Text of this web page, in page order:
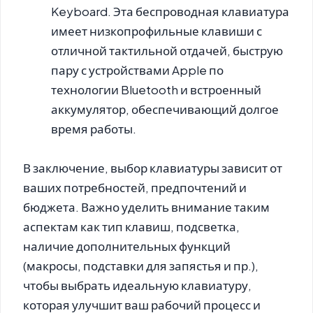
Keyboard. Эта беспроводная клавиатура
имеет низкопрофильные клавиши с
отличной тактильной отдачей, быструю
пару с устройствами Apple по
технологии Bluetooth и встроенный
аккумулятор, обеспечивающий долгое
время работы.
В заключение, выбор клавиатуры зависит от
ваших потребностей, предпочтений и
бюджета. Важно уделить внимание таким
аспектам как тип клавиш, подсветка,
наличие дополнительных функций
(макросы, подставки для запястья и пр.),
чтобы выбрать идеальную клавиатуру,
которая улучшит ваш рабочий процесс и